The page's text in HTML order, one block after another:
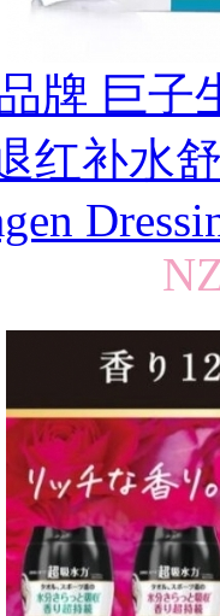
牌 巨
红补水